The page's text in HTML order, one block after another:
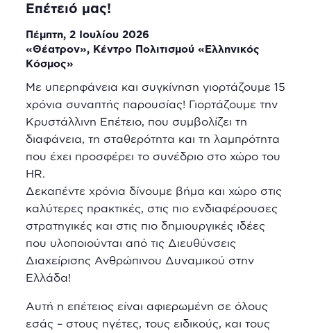
Επέτειό μας!
Πέμπτη, 2 Ιουλίου 2026
«Θέατρον», Κέντρο Πολιτισμού «Ελληνικός
Κόσμος»
Με υπερηφάνεια και συγκίνηση γιορτάζουμε 15
χρόνια συναπτής παρουσίας! Γιορτάζουμε την
Κρυστάλλινη Επέτειο, που συμβολίζει τη
διαφάνεια, τη σταθερότητα και τη λαμπρότητα
που έχει προσφέρει το συνέδριο στο χώρο του
HR.
Δεκαπέντε χρόνια δίνουμε βήμα και χώρο στις
καλύτερες πρακτικές, στις πιο ενδιαφέρουσες
στρατηγικές και στις πιο δημιουργικές ιδέες
που υλοποιούνται από τις Διευθύνσεις
Διαχείρισης Ανθρώπινου Δυναμικού στην
Ελλάδα!
Αυτή η επέτειος είναι αφιερωμένη σε όλους
εσάς – στους ηγέτες, τους ειδικούς, και τους